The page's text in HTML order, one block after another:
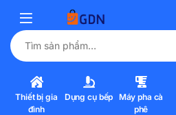
Tìm kiếm:
Thiết bị gia
đình
Dụng cụ bếp Máy pha cà
phê